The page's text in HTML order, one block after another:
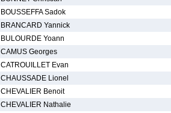
BOUSSEFFA Sadok
BRANCARD Yannick
BULOURDE Yoann
CAMUS Georges
CATROUILLET Evan
CHAUSSADE Lionel
CHEVALIER Benoit
CHEVALIER Nathalie